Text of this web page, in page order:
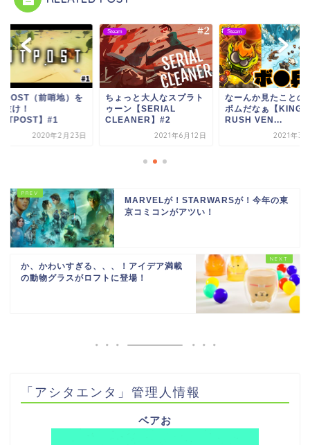
（前哨地）を
け！
】#1
2020年2月23日
Steam
ちょっと大人なスプラト
ゥーン【SERIAL
CLEANER】#2
2021年6月12日
Steam
なーんか見たことの
ボムだなぁ【
RUSH VEN...
2021年3
MARVELが！STARWARSが！今年の東
京コミコンがアツい！
か、かわいすぎる、、、！アイデア満載
の動物グラスがロフトに登場！
「アシタエンタ」管理人情報
ベアお